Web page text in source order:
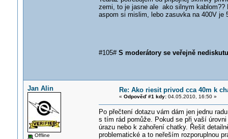
zemi, to je jasne ale ako silnym
aspom si mislim, lebo zasuvka na 400V
#105# S moderátory se veřejně
Jan Alin
Offline
Re: Ako riesit privod cca 40m k
« Odpověď #1 kdy:04.05.2010, 16:50 »
Po přečtení dotazu vám dám jen jednu
s tím rád pomůže. Pokud se při vaší
úrazu nebo k zahoření chatky. Řešit
problematické a to neřeším rozporuplnou